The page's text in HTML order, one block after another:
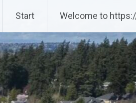
Start Welcome to